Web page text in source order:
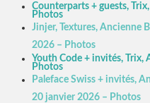
Counterparts + guests,
Photos
Jinjer, Textures, Ancienne
2026 – Photos
Youth Code + invités, Trix,
Photos
Paleface Swiss + invités,
20 janvier 2026 – Photos